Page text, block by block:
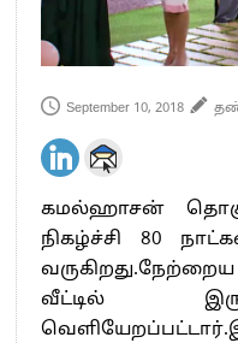
மத்திய ஆசிரியர் தகுதித்
தமிழக சட்டப்பேரவையில்
September 10, 2018
கமல்ஹாசன்
நிகழ்ச்சி 80
வீட்டில்